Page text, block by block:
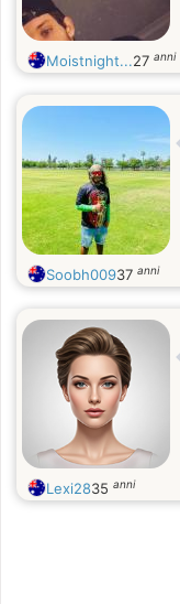
Moistnight...27 anni
Soobh00937 anni
Lexi2835 anni